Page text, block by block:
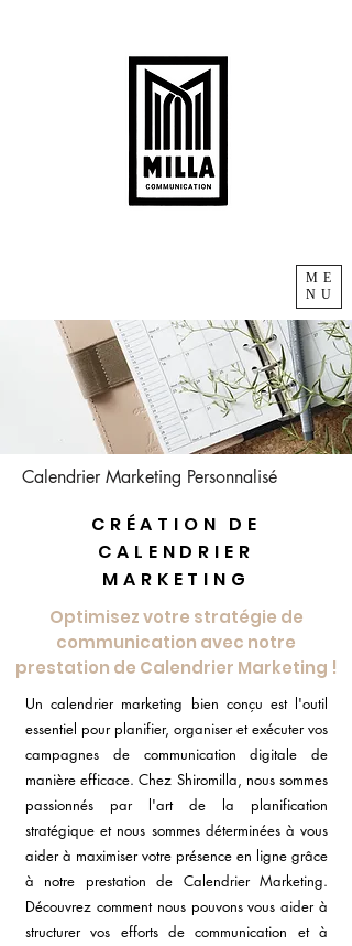
ME
NU
Calendrier Marketing Personnalisé
CRÉATION DE
CALENDRIER
MARKETING
Optimisez votre stratégie de
communication avec notre
prestation de Calendrier Marketing !
Un calendrier marketing bien conçu est l'outil
essentiel pour planifier, organiser et exécuter vos
campagnes de communication digitale de
manière efficace. Chez Shiromilla, nous sommes
passionnés par l'art de la planification
stratégique et nous sommes déterminées à vous
aider à maximiser votre présence en ligne grâce
à notre prestation de Calendrier Marketing.
Découvrez comment nous pouvons vous aider à
structurer vos efforts de communication et à